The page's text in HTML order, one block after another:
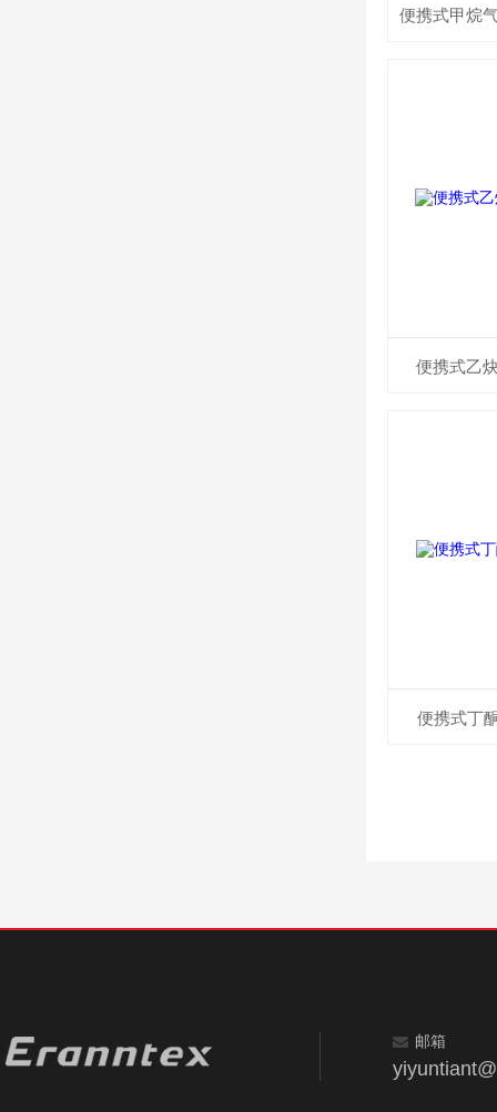
便携式乙
便携式丁
邮箱